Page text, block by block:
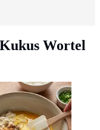
Wortel